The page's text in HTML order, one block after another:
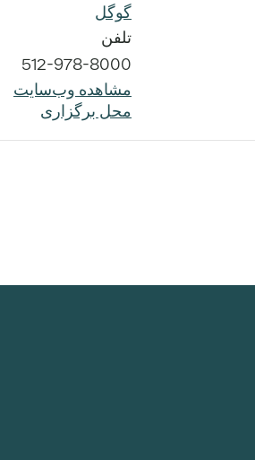
گوگل
تلفن
512-978-8000
مشاهده وب‌سایت
محل برگزاری